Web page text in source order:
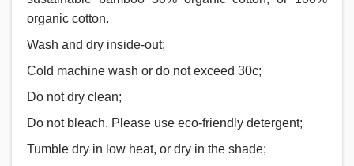
organic cotton.
Wash and dry inside-out;
Cold machine wash or do not exceed 30c;
Do not dry clean;
Do not bleach. Please use eco-friendly detergent;
Tumble dry in low heat, or dry in the shade;